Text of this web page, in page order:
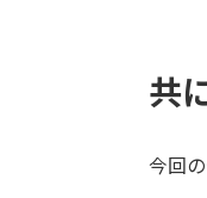
共
今回